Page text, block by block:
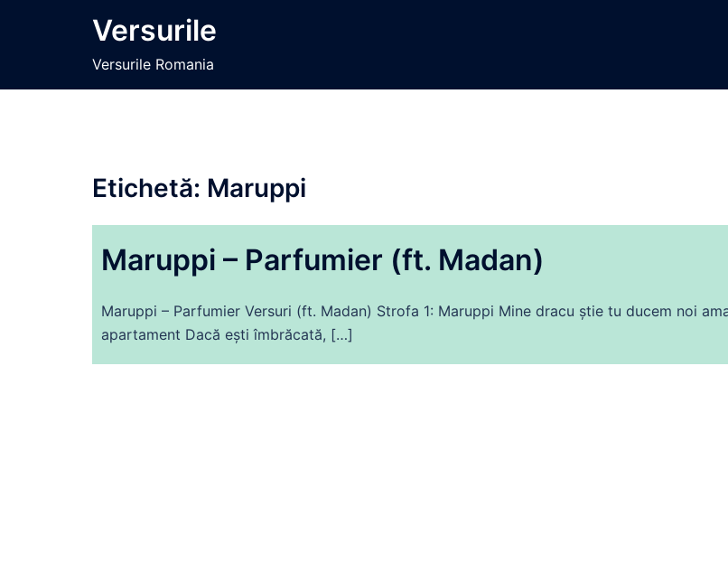
Versurile
Versurile Romania
Etichetă: Maruppi
Maruppi – Parfumier (ft. Madan)
Maruppi – Parfumier Versuri (ft. Madan) Strofa 1: Maruppi Mine dracu știe tu ducem noi
apartament Dacă ești îmbrăcată, […]